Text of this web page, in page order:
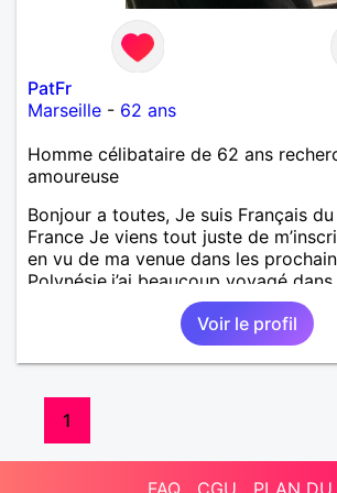
PatFr
Marseille - 62 ans
Homme célibataire de 62 ans
amoureuse
Bonjour a toutes, Je suis Français
France Je viens tout juste de
en vu de ma venue dans les
Polynésie.j’ai beaucoup voyagé
souhaite me poser en Amour
définitivement en Polynésie. Je suis
rencontre dans un projet de longue
Amour, sentiments, sincérité. Je ne
beaucoup dans une vraie relation
vrai polynésienne à la recherche d’un
sincère honnête avec beaucoup de
qualité et qui peux vous submerger
Voir le profil
1
FAQ CGU PLAN DU